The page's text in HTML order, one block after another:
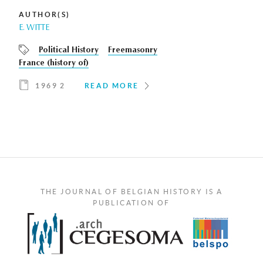
AUTHOR(S)
E. WITTE
Political History
Freemasonry
France (history of)
1969 2 READ MORE
THE JOURNAL OF BELGIAN HISTORY IS A
PUBLICATION OF